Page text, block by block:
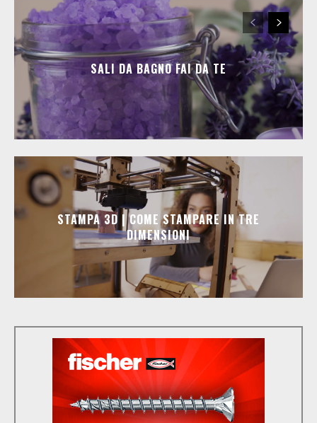
SALI DA BAGNO FAI DA TE
STAMPA 3D | COME STAMPARE IN TRE
DIMENSIONI